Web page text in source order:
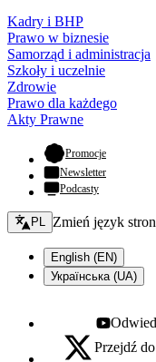
Kadry i BHP
Prawo w biznesie
Samorząd i administracja
Szkoły i uczelnie
Zdrowie
Prawo dla każdego
Akty Prawne
Promocje- otwiera
Newsletter
Podcasty
Zmień język - bieżący:
PL Zmień język
English (EN)
Українська (UA)
Youtube -
X - otwiera się w
Przejdź